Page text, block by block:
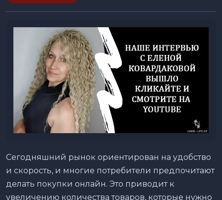
Сегодняшний рынок ориентирован на удобство
и скорость, и многие потребители предпочитают
делать покупки онлайн. Это приводит к
увеличению количества товаров, которые нужно